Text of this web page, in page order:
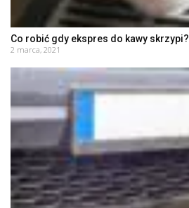
Co robić gdy ekspres do kawy skrzypi?
2 marca, 2021